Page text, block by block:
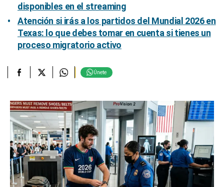
disponibles en el streaming
Atención si irás a los partidos del Mundial 2026 en
Texas: lo que debes tomar en cuenta si tienes un
proceso migratorio activo
Únete